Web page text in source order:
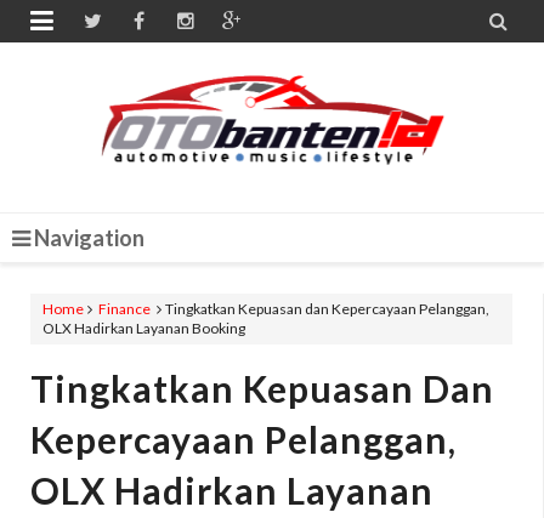
 
Navigation
Home Finance
Tingkatkan Kepuasan dan Kepercayaan Pelanggan,
OLX Hadirkan Layanan Booking
Tingkatkan Kepuasan Dan
Kepercayaan Pelanggan,
OLX Hadirkan Layanan